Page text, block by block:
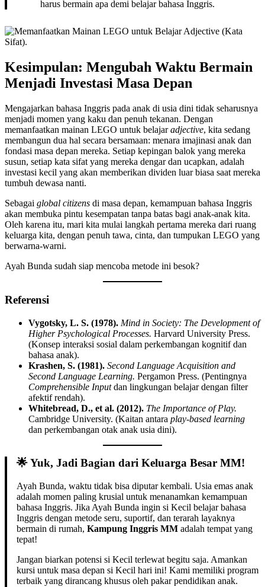
harus bermain apa demi belajar bahasa Inggris.
Kesimpulan: Mengubah Waktu Bermain
Menjadi Investasi Masa Depan
Mengajarkan bahasa Inggris pada anak di usia dini tidak seharusnya
menjadi momen yang kaku dan penuh tekanan. Dengan
memanfaatkan mainan LEGO untuk belajaradjective, kita sedang
membangun dua hal secara bersamaan: menara imajinasi anak dan
fondasi masa depan mereka. Setiap kepingan balok yang mereka
susun, setiap kata sifat yang mereka dengar dan ucapkan, adalah
investasi kecil yang akan memberikan dividen luar biasa saat mereka
tumbuh dewasa nanti.
Sebagai global citizens di masa depan, kemampuan bahasa Inggris
akan membuka pintu kesempatan tanpa batas bagi anak-anak kita.
Oleh karena itu, mari kita mulai langkah pertama mereka dari ruang
keluarga kita, dengan penuh tawa, cinta, dan tumpukan LEGO yang
berwarna-warni.
Ayah Bunda sudah siap mencoba metode ini besok?
Referensi
Vygotsky, L. S. (1978). Mind in Society: The Development of
Higher Psychological Processes. Harvard University Press.
(Konsep interaksi sosial dalam perkembangan kognitif dan
bahasa anak).
Krashen, S. (1981). Second Language Acquisition and
Second Language Learning. Pergamon Press. (Pentingnya
Comprehensible Inputdan lingkungan belajar dengan filter
afektif rendah).
Whitebread, D., et al. (2012). The Importance of Play.
Cambridge University. (Kaitan antara play-based learning
dan perkembangan otak anak usia dini).
🌟 Yuk, Jadi Bagian dari Keluarga Besar MM!
Ayah Bunda, waktu tidak bisa diputar kembali. Usia emas anak
adalah momen paling krusial untuk menanamkan kemampuan
bahasa Inggris. Jika Ayah Bunda ingin si Kecil belajar bahasa
Inggris dengan metode seru, suportif, dan terarah layaknya
bermain di rumah, Kampung Inggris MM adalah tempat yang
tepat!
Jangan biarkan potensi si Kecil terlewat begitu saja. Amankan
kursi untuk masa depan si Kecil hari ini! Kami memiliki program
terbaik yang dirancang khusus oleh pakar pendidikan anak.